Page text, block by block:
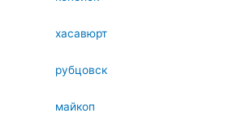
хасавюрт
рубцовск
майкоп